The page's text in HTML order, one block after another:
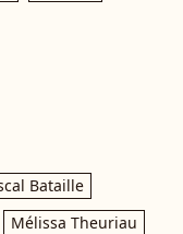
Bataille
Mélissa Theuriau